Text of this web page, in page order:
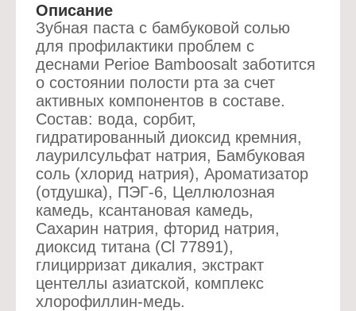
Описание
Зубная паста с бамбуковой солью
для профилактики проблем с
деснами Perioe Bamboosalt заботится
о состоянии полости рта за счет
активных компонентов в составе.
Состав: вода, сорбит,
гидратированный диоксид кремния,
лаурилсульфат натрия, Бамбуковая
соль (хлорид натрия), Ароматизатор
(отдушка), ПЭГ-6, Целлюлозная
камедь, ксантановая камедь,
Сахарин натрия, фторид натрия,
диоксид титана (Cl 77891),
глицирризат дикалия, экстракт
центеллы азиатской, комплекс
хлорофиллин-медь.